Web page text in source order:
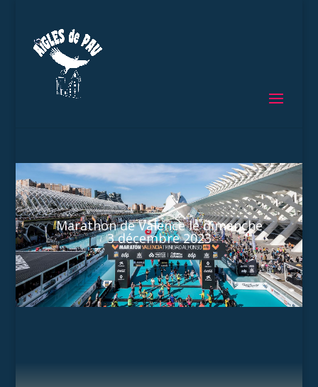
Marathon de Valence le dimanche
3 décembre 2023